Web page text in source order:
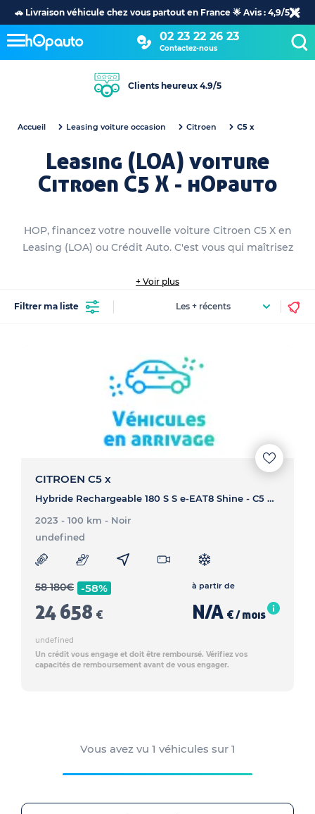
🚗 Livraison véhicule chez vous partout en France 🌟 Avis : 4,9/5 🌟
02 23 22 26 23
Contactez-nous
Clients heureux 4.9/5
Accueil Leasing voiture occasion Citroen C5 x
Leasing (LOA) voiture
Citroen C5 X - hOpauto
HOP, financez votre nouvelle voiture Citroen C5 X en
Leasing (LOA) ou Crédit Auto. C'est vous qui maîtrisez
+ Voir plus
Filtrer ma liste
CITROEN C5 x
Hybride Rechargeable 180 S S e-EAT8 Shine - C5 X Hybride Rechargeable 180 S S e-EAT8 Shine
2023 - 100 km - Noir
undefined
58 180€ -58%
24 658 €
à partir de
N/A € / mois
undefined
Un crédit vous engage et doit être remboursé. Vérifiez vos
capacités de remboursement avant de vous engager.
Vous avez vu 1 véhicules sur 1